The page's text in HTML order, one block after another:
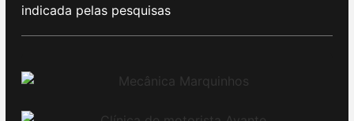
indicada pelas pesquisas